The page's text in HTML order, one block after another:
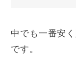
中でも一番安
です。